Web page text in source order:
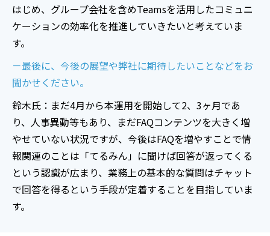
はじめ、グループ会社を含めTeamsを活用したコミュニ
ケーションの効率化を推進していきたいと考えていま
す。
－最後に、今後の展望や弊社に期待したいことなどをお
聞かせください。
鈴木氏：まだ4月から本運用を開始して2、3ヶ月であ
り、人事異動等もあり、まだFAQコンテンツを大きく増
やせていない状況ですが、今後はFAQを増やすことで情
報関連のことは「てるみん」に聞けば回答が返ってくる
という認識が広まり、業務上の基本的な質問はチャット
で回答を得るという手段が定着することを目指していま
す。